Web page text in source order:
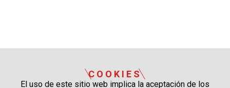
COOKIES
El uso de este sitio web implica la aceptación de los